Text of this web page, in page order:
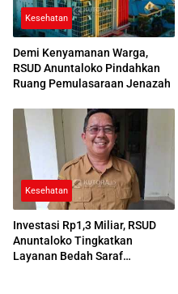
Kesehatan
Demi Kenyamanan Warga,
RSUD Anuntaloko Pindahkan
Ruang Pemulasaraan Jenazah
Kesehatan
Investasi Rp1,3 Miliar, RSUD
Anuntaloko Tingkatkan
Layanan Bedah Saraf